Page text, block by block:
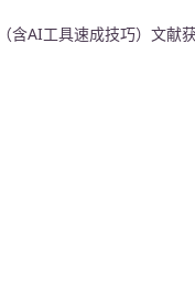
AI工具速成技巧） 文献